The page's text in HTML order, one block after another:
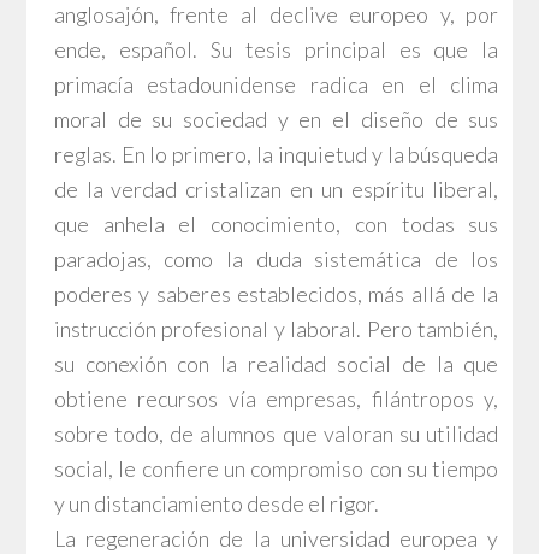
anglosajón, frente al declive europeo y, por
ende, español. Su tesis principal es que la
primacía estadounidense radica en el clima
moral de su sociedad y en el diseño de sus
reglas. En lo primero, la inquietud y la búsqueda
de la verdad cristalizan en un espíritu liberal,
que anhela el conocimiento, con todas sus
paradojas, como la duda sistemática de los
poderes y saberes establecidos, más allá de la
instrucción profesional y laboral. Pero también,
su conexión con la realidad social de la que
obtiene recursos vía empresas, filántropos y,
sobre todo, de alumnos que valoran su utilidad
social, le confiere un compromiso con su tiempo
y un distanciamiento desde el rigor.
La regeneración de la universidad europea y